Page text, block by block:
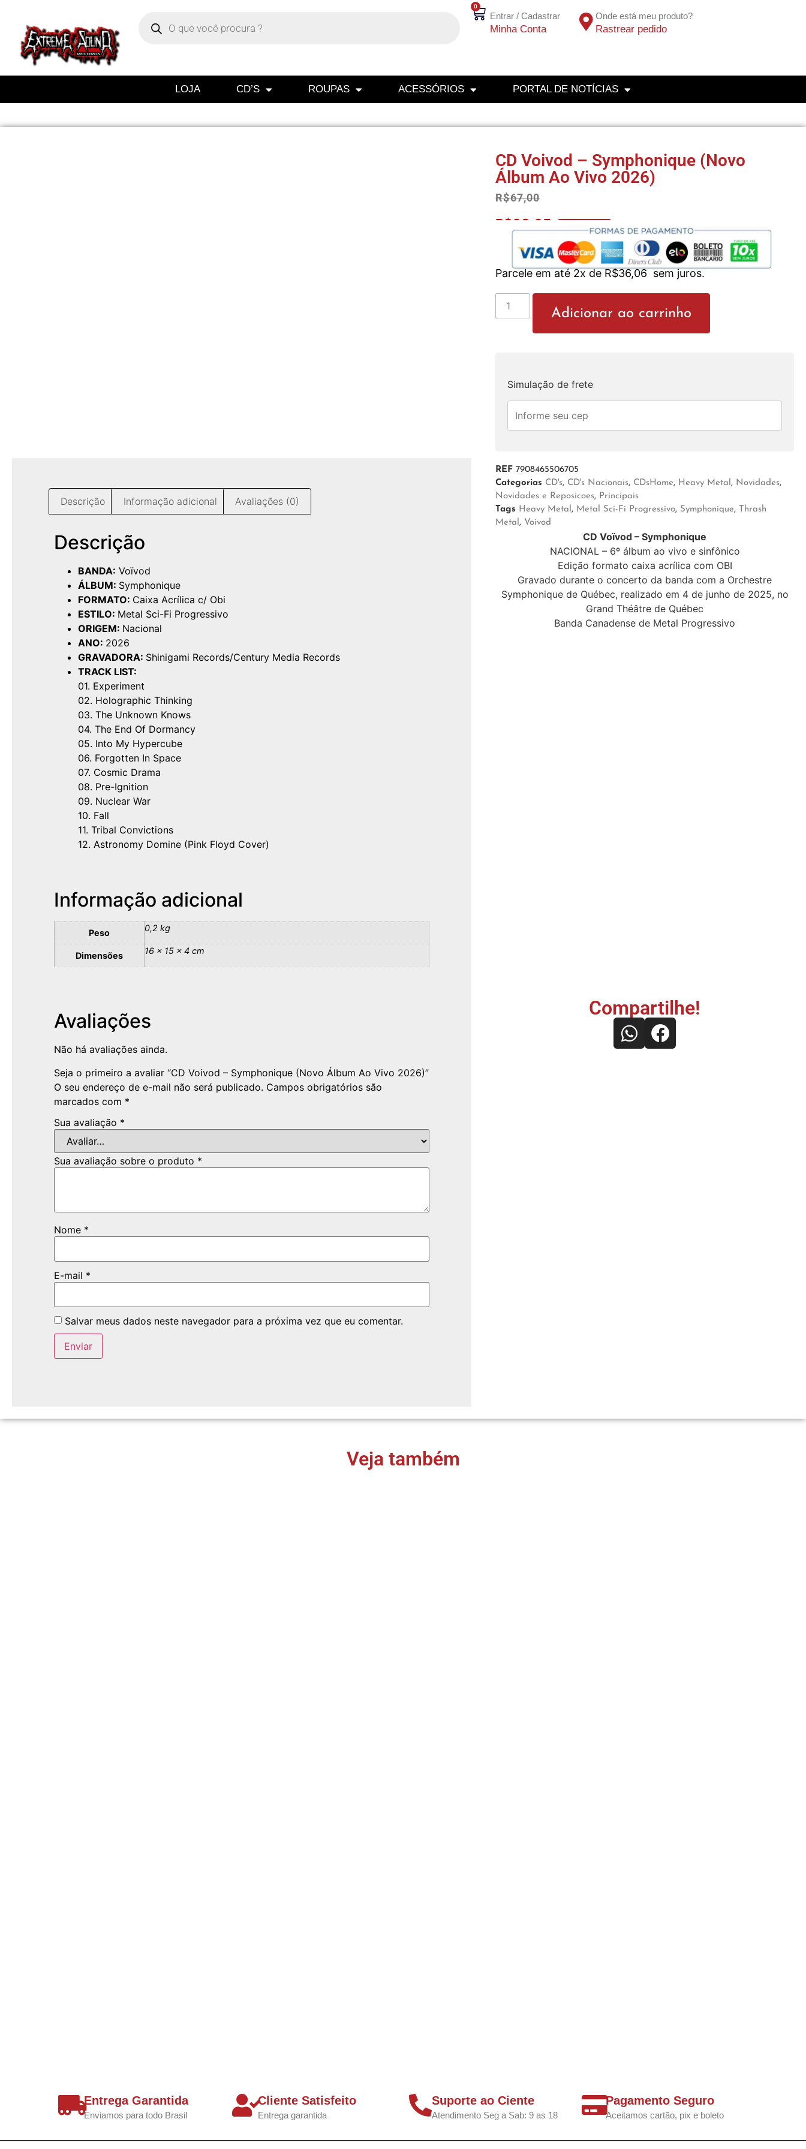
0
Entrar / Cadastrar
Minha Conta
Onde está meu produto?
Rastrear pedido
LOJA CD’S ROUPAS ACESSÓRIOS PORTAL DE NOTÍCIAS
Descrição Informação adicional Avaliações (0)
Descrição
BANDA: Voïvod
ÁLBUM: Symphonique
FORMATO: Caixa Acrílica c/ Obi
ESTILO: Metal Sci-Fi Progressivo
ORIGEM: Nacional
ANO: 2026
GRAVADORA: Shinigami Records/Century Media Records
TRACK LIST:
01. Experiment
02. Holographic Thinking
03. The Unknown Knows
04. The End Of Dormancy
05. Into My Hypercube
06. Forgotten In Space
07. Cosmic Drama
08. Pre-Ignition
09. Nuclear War
10. Fall
11. Tribal Convictions
12. Astronomy Domine (Pink Floyd Cover)
Informação adicional
Peso 0,2 kg
Dimensões 16 × 15 × 4 cm
Avaliações
Não há avaliações ainda.
Seja o primeiro a avaliar “CD Voivod – Symphonique (Novo Álbum Ao Vivo 2026)”
O seu endereço de e-mail não será publicado. Campos obrigatórios são
marcados com *
Sua avaliação *
Sua avaliação sobre o produto *
Nome *
E-mail *
Salvar meus dados neste navegador para a próxima vez que eu comentar.
CD Voivod – Symphonique (Novo
Álbum Ao Vivo 2026)
R$67,00
R$63,65
Parcele em até 2x de R$36,06 sem juros.
Adicionar ao carrinho
Simulação de frete
REF7908465506705
Categorias CD's, CD's Nacionais, CDsHome, Heavy Metal , Novidades,
Novidades e Reposicoes, Principais
Tags Heavy Metal , Metal Sci-Fi Progressivo, Symphonique, Thrash
Metal , Voivod
CD Voïvod – Symphonique
NACIONAL – 6º álbum ao vivo e sinfônico
Edição formato caixa acrílica com OBI
Gravado durante o concerto da banda com a Orchestre
Symphonique de Québec, realizado em 4 de junho de 2025, no
Grand Théâtre de Québec
Banda Canadense de Metal Progressivo
Compartilhe!
Veja também
Entrega Garantida
Enviamos para todo Brasil
Cliente Satisfeito
Entrega garantida
Suporte ao Ciente
Atendimento Seg a Sab: 9 as 18
Pagamento Seguro
Aceitamos cartão, pix e boleto